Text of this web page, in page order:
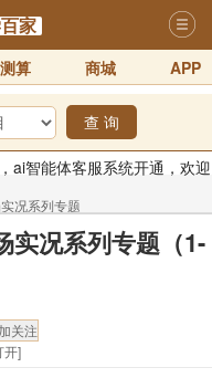
家
测算 商城 APP
查 询
ai智能体客服系统开通，欢迎
验新程序及感觉！！
2025-10-12
况系列专题
实况系列专题（1-
开]